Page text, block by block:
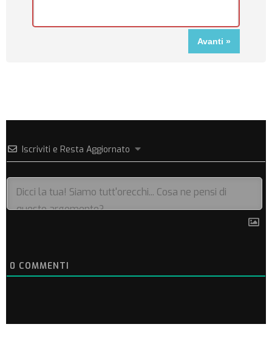
Iscriviti e Resta Aggiornato
0 COMMENTI